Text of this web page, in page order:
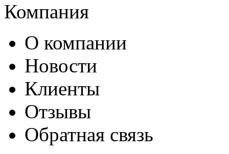
Компания
О компании
Новости
Клиенты
Отзывы
Обратная связь